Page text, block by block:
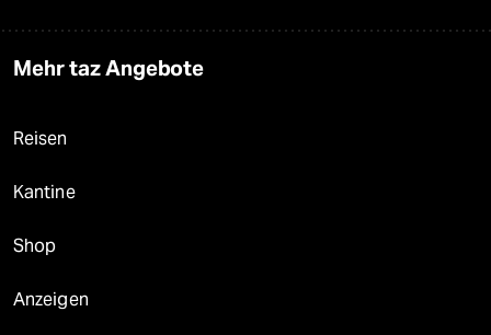
Mehr taz Angebote
Reisen
Kantine
Shop
Anzeigen